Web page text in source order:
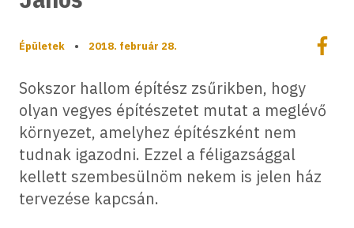
Épületek • 2018. február 28.
Sokszor hallom építész zsűrikben, hogy
olyan vegyes építészetet mutat a meglévő
környezet, amelyhez építészként nem
tudnak igazodni. Ezzel a féligazsággal
kellett szembesülnöm nekem is jelen ház
tervezése kapcsán.